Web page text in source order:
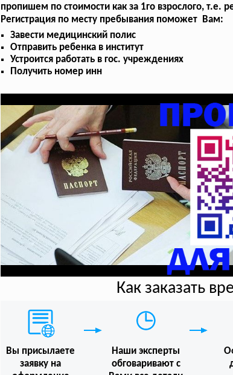
пропишем по стоимости как за 1го взрослого, т.е.
Регистрация по месту пребывания поможет Вам:
Завести медицинский полис
Отправить ребенка в институт
Устроится работать в гос. учреждениях
Получить номер инн
Как заказать
Вы присылаете
заявку на
Наши эксперты
обговаривают с